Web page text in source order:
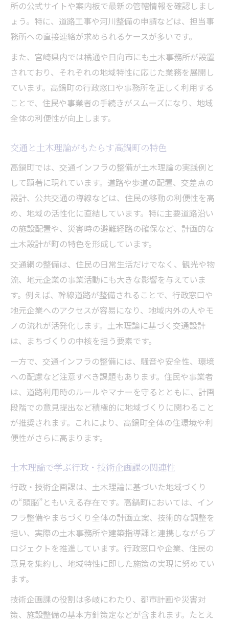
所の公式サイトや案内板で最新の管轄情報を確認しまし
ょう。特に、道路工事や河川整備の申請などは、担当事
務所への直接連絡が求められるケースが多いです。
また、宮崎県内では橘通や日向市にも土木事務所が設置
されており、それぞれの地域特性に応じた業務を展開し
ています。高鍋町の行政窓口や事務所を正しく利用する
ことで、住民や事業者の手続きがスムーズになり、地域
全体の利便性が向上します。
交通と土木理論がもたらす高鍋町の特色
高鍋町では、交通インフラの整備が土木理論の実践例と
して顕著に現れています。道路や歩道の配置、交差点の
設計、公共交通の導線などは、住民の移動の利便性を高
め、地域の活性化に直結しています。特に主要道路沿い
の施設配置や、災害時の避難経路の確保など、計画的な
土木設計が町の特色を形成しています。
交通網の整備は、住民の日常生活だけでなく、観光や物
流、地元企業の事業活動にも大きな影響を与えていま
す。例えば、幹線道路が整備されることで、行政窓口や
地元企業へのアクセスが容易になり、地域内外の人やモ
ノの流れが活発化します。土木理論に基づく交通設計
は、まちづくりの中核を担う要素です。
一方で、交通インフラの整備には、騒音や安全性、環境
への配慮など注意すべき課題もあります。住民や事業者
は、道路利用時のルールやマナーを守るとともに、計画
段階での意見提出など積極的に地域づくりに関わること
が推奨されます。これにより、高鍋町全体の住環境や利
便性がさらに高まります。
土木理論で学ぶ行政・技術企画課の関連性
行政・技術企画課は、土木理論に基づいた地域づくり
の“頭脳”ともいえる存在です。高鍋町においては、イン
フラ整備やまちづくり全体の計画立案、技術的な調整を
担い、実際の土木事務所や建築指導課と連携しながらプ
ロジェクトを推進しています。行政窓口や企業、住民の
意見を集約し、地域特性に即した施策の実現に努めてい
ます。
技術企画課の役割は多岐にわたり、都市計画や災害対
策、施設整備の基本方針策定などが含まれます。たとえ